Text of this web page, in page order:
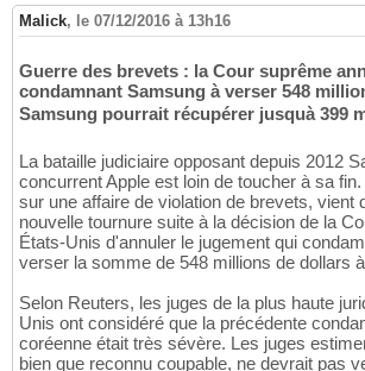
Malick, le 07/12/2016 à 13h16
Guerre des brevets : la Cour suprême
condamnant Samsung à verser 548
Samsung pourrait récupérer jusquà 399
La bataille judiciaire opposant depuis 2012
concurrent Apple est loin de toucher à sa
sur une affaire de violation de brevets, vient
nouvelle tournure suite à la décision de la
États-Unis d'annuler le jugement qui
verser la somme de 548 millions de dollars
Selon Reuters, les juges de la plus haute
Unis ont considéré que la précédente
coréenne était très sévère. Les juges
bien que reconnu coupable, ne devrait pas